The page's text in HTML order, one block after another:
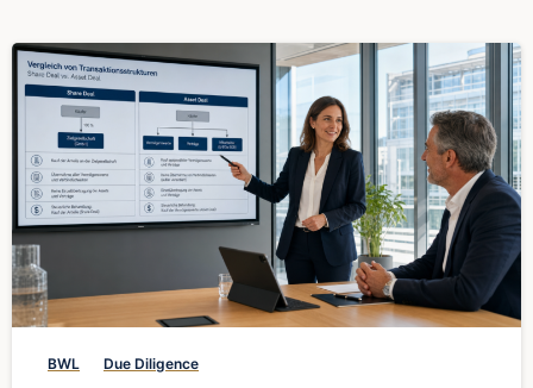
BWL Due Diligence